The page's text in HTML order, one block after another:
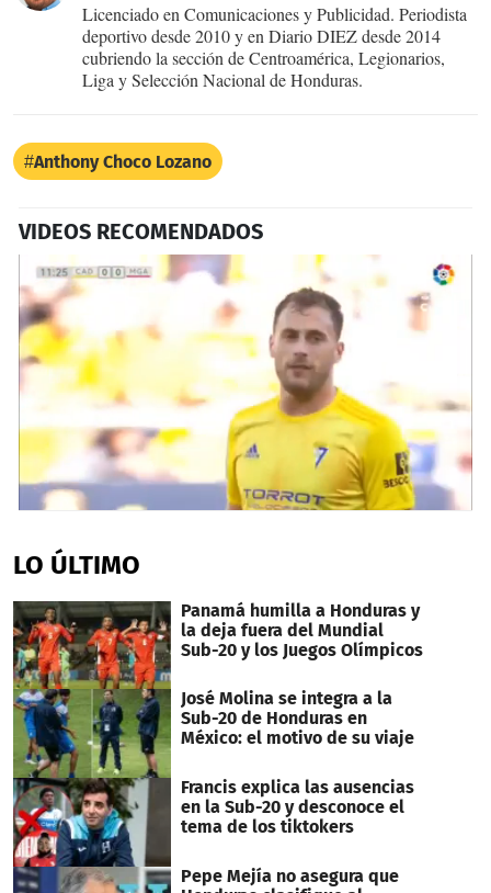
Licenciado en Comunicaciones y Publicidad. Periodista
deportivo desde 2010 y en Diario DIEZ desde 2014
cubriendo la sección de Centroamérica, Legionarios,
Liga y Selección Nacional de Honduras.
Anthony Choco Lozano
VIDEOS RECOMENDADOS
of
1
36
seconds
LO ÚLTIMO
Panamá humilla a Honduras y
la deja fuera del Mundial
Sub-20 y los Juegos Olímpicos
José Molina se integra a la
Sub-20 de Honduras en
México: el motivo de su viaje
Francis explica las ausencias
en la Sub-20 y desconoce el
tema de los tiktokers
Pepe Mejía no asegura que